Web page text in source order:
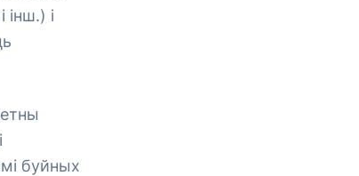
інш.) і
буйных